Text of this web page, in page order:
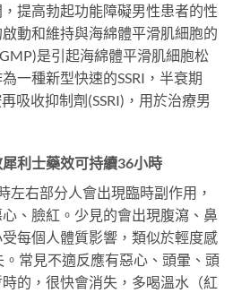
提高勃起功能障礙男性患者的性
動和維持與海綿體平滑肌細胞的
是引起海綿體平滑肌細胞松
一種新型快速的SSRI，半衰期
吸收抑制劑(SSRI)，用於治療男
利士藥效可持續36小時
左右部分人會出現臨時副作用，
、臉紅。少見的會出現腹瀉、鼻
每個人體質影響，類似於輕度感
常見不適反應有惡心、頭暈、頭
的，很快會消失，多喝溫水（紅